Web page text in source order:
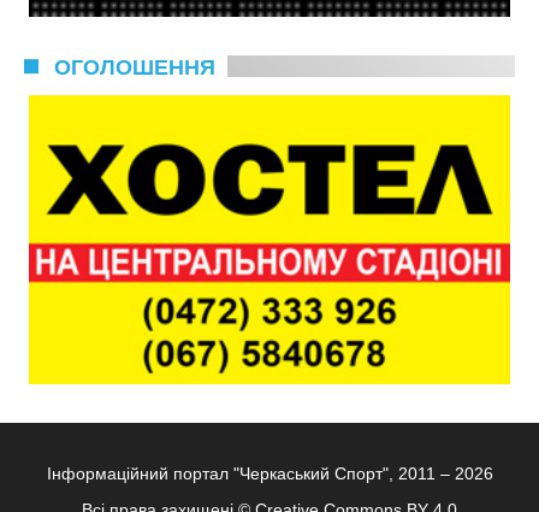
ОГОЛОШЕННЯ
Інформаційний портал "Черкаський Спорт", 2011 – 2026